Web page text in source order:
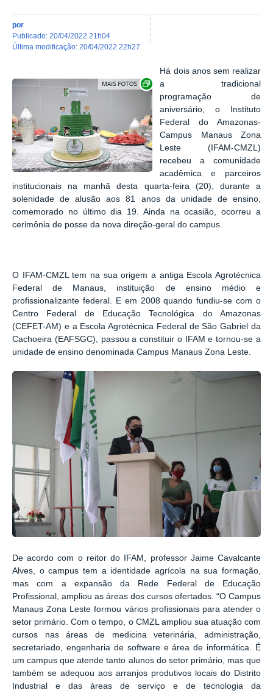
por
publicado: 20/04/2022 21h04
última modificação: 20/04/2022 22h27
Show image carousel
Há dois anos sem realizar
a tradicional
programação de
aniversário, o Instituto
Federal do Amazonas-
Campus Manaus Zona
Leste (IFAM-CMZL)
recebeu a comunidade
acadêmica e parceiros
institucionais na manhã desta quarta-feira (20), durante a
solenidade de alusão aos 81 anos da unidade de ensino,
comemorado no último dia 19. Ainda na ocasião, ocorreu a
cerimônia de posse da nova direção-geral do campus.
O IFAM-CMZL tem na sua origem a antiga Escola Agrotécnica
Federal de Manaus, instituição de ensino médio e
profissionalizante federal. E em 2008 quando fundiu-se com o
Centro Federal de Educação Tecnológica do Amazonas
(CEFET-AM) e a Escola Agrotécnica Federal de São Gabriel da
Cachoeira (EAFSGC), passou a constituir o IFAM e tornou-se a
unidade de ensino denominada Campus Manaus Zona Leste.
De acordo com o reitor do IFAM, professor Jaime Cavalcante
Alves, o campus tem a identidade agrícola na sua formação,
mas com a expansão da Rede Federal de Educação
Profissional, ampliou as áreas dos cursos ofertados. “O Campus
Manaus Zona Leste formou vários profissionais para atender o
setor primário. Com o tempo, o CMZL ampliou sua atuação com
cursos nas áreas de medicina veterinária, administração,
secretariado, engenharia de software e área de informática. É
um campus que atende tanto alunos do setor primário, mas que
também se adequou aos arranjos produtivos locais do Distrito
Industrial e das áreas de serviço e de tecnologia da